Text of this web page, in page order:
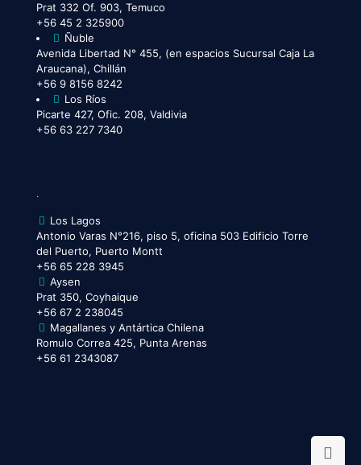
Prat 332 Of. 903, Temuco
+56 45 2 325900
Ñuble
Avenida Libertad N° 455, (en espacios Sucursal Caja La
Araucana), Chillán
+56 9 8156 8242
Los Ríos
Picarte 427, Ofic. 208, Valdivia
+56 63 227 7340
.
Los Lagos
Antonio Varas N°216, piso 5, oficina 503 Edificio Torre
del Puerto, Puerto Montt
+56 65 228 3945
Aysen
Prat 350, Coyhaique
+56 67 2 238045
Magallanes y Antártica Chilena
Romulo Correa 425, Punta Arenas
+56 61 2343087